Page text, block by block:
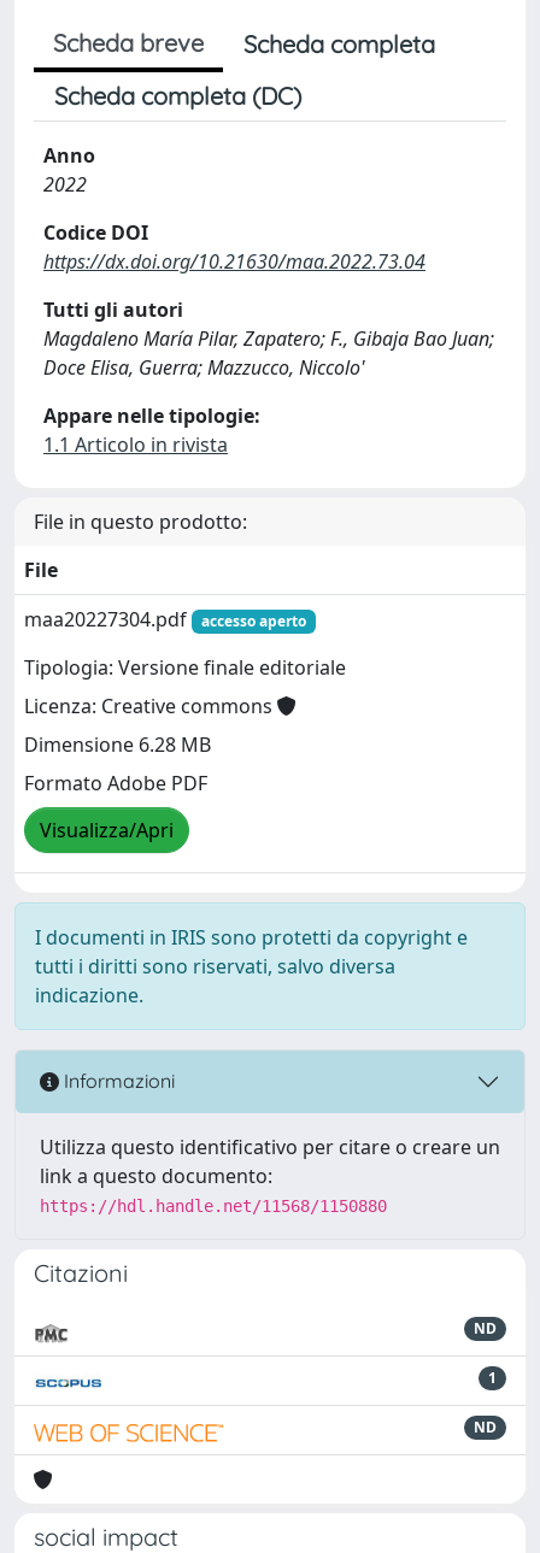
Scheda breve
Scheda completa
Scheda completa (DC)
Anno
2022
Codice DOI
https://dx.doi.org/10.21630/maa.2022.73.04
Tutti gli autori
Magdaleno María Pilar, Zapatero; F., Gibaja Bao Juan;
Doce Elisa, Guerra; Mazzucco, Niccolo'
Appare nelle tipologie:
1.1 Articolo in rivista
File in questo prodotto:
File
maa20227304.pdf
accesso aperto
Tipologia: Versione finale editoriale
Licenza: Creative commons
Dimensione 6.28 MB
Formato Adobe PDF
Visualizza/Apri
I documenti in IRIS sono protetti da copyright e
tutti i diritti sono riservati, salvo diversa
indicazione.
Informazioni
Utilizza questo identificativo per citare o creare un
link a questo documento:
https://hdl.handle.net/11568/1150880
Citazioni
ND
1
ND
social impact